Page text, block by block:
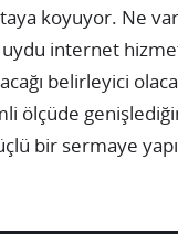
koyuyor. Ne
uydu internet
belirleyici
ölçüde
bir sermaye